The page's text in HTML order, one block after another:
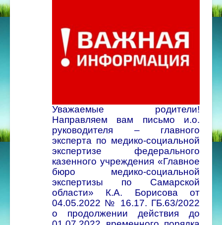
Уважаемые родители!
Направляем вам письмо и.о.
руководителя – главного
эксперта по медико-социальной
экспертизе федерального
казенного учреждения «Главное
бюро медико-социальной
экспертизы по Самарской
области» К.А. Борисова от
04.05.2022 № 16.17. ГБ.63/2022
о продолжении действия до